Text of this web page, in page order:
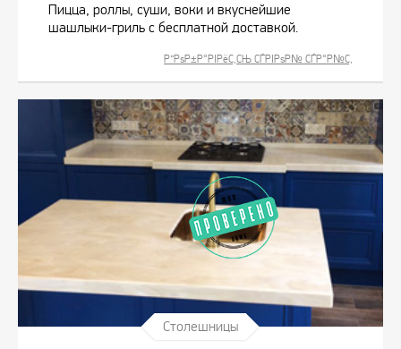
Пицца, роллы, суши, воки и вкуснейшие
шашлыки-гриль с бесплатной доставкой.
Р”РѕР±Р°РІРёС‚СЊ СЃРІРѕР№ СЃР°Р№С‚
Столешницы